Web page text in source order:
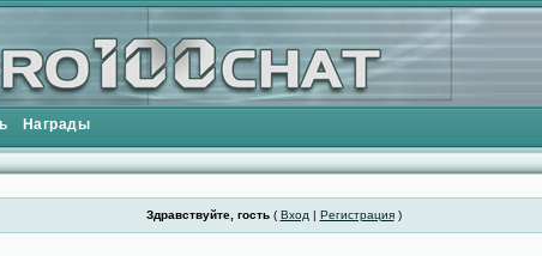
Награды
Здравствуйте, гость( Вход | Регистрация)